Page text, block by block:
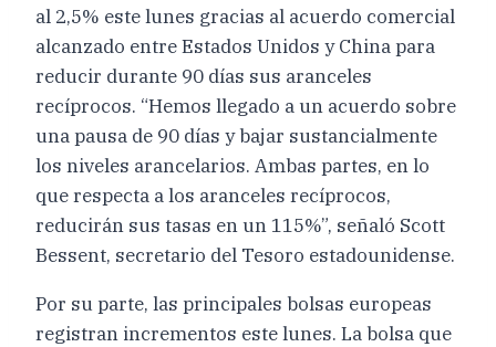
al 2,5% este lunes gracias al acuerdo comercial
alcanzado entre Estados Unidos y China para
reducir durante 90 días sus aranceles
recíprocos. “Hemos llegado a un acuerdo sobre
una pausa de 90 días y bajar sustancialmente
los niveles arancelarios. Ambas partes, en lo
que respecta a los aranceles recíprocos,
reducirán sus tasas en un 115%”, señaló Scott
Bessent, secretario del Tesoro estadounidense.
Por su parte, las principales bolsas europeas
registran incrementos este lunes. La bolsa que